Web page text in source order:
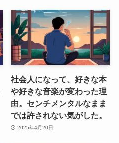
社会人になって、好きな本
や好きな音楽が変わった理
由。センチメンタルなまま
では許されない気がした。
2025年4月20日